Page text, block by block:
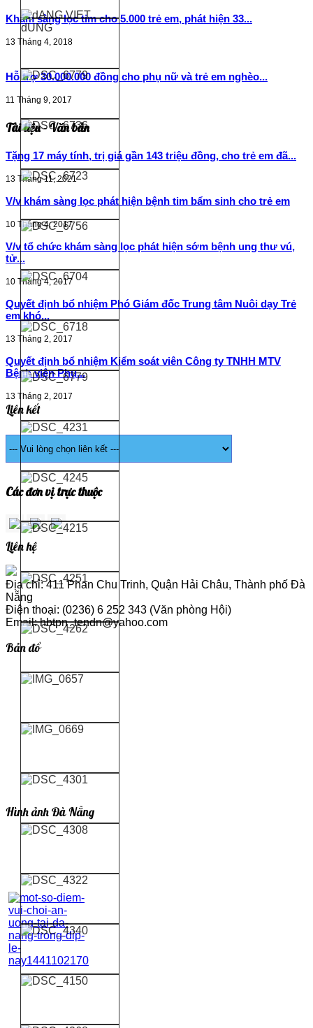
Khám sàng lọc tim cho 5.000 trẻ em, phát hiện 33...
13 Tháng 4, 2018
Hỗ trợ 30.000.000 đồng cho phụ nữ và trẻ em nghèo...
11 Tháng 9, 2017
Tài liệu - Văn bản
Tặng 17 máy tính, trị giá gần 143 triệu đồng, cho trẻ em đã...
13 Tháng 11, 2021
V/v khám sàng lọc phát hiện bệnh tim bẩm sinh cho trẻ em
10 Tháng 4, 2017
V/v tổ chức khám sàng lọc phát hiện sớm bệnh ung thư vú,
tử...
10 Tháng 4, 2017
Quyết định bổ nhiệm Phó Giám đốc Trung tâm Nuôi dạy Trẻ
em khó...
13 Tháng 2, 2017
Quyết định bổ nhiệm Kiểm soát viên Công ty TNHH MTV
Bệnh viện Phụ...
13 Tháng 2, 2017
Liên kết
Các đơn vị trực thuộc
Liên hệ
Địa chỉ: 411 Phan Chu Trinh, Quận Hải Châu, Thành phố Đà
Nẵng
Điện thoại: (0236) 6 252 343 (Văn phòng Hội)
Email: hbtpn_tendn@yahoo.com
Bản đồ
Hình ảnh Đà Nẵng